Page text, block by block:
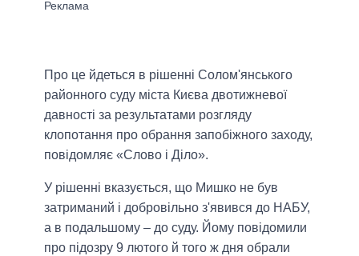
Про це йдеться в рішенні Солом'янського
районного суду міста Києва двотижневої
давності за результатами розгляду
клопотання про обрання запобіжного заходу,
повідомляє «Слово і Діло».
У рішенні вказується, що Мишко не був
затриманий і добровільно з'явився до НАБУ,
а в подальшому – до суду. Йому повідомили
про підозру 9 лютого й того ж дня обрали